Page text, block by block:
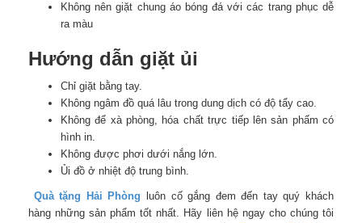
Không nên giặt chung áo bóng đá với các trang phục dễ
ra màu
Hướng dẫn giặt ủi
Chỉ giặt bằng tay.
Không ngâm đồ quá lâu trong dung dịch có độ tẩy cao.
Không để xà phòng, hóa chất trực tiếp lên sản phẩm có
hình in.
Không được phơi dưới nắng lớn.
Ủi đồ ở nhiệt độ trung bình.
Quà tặng Hải Phòng luôn cố gắng đem đến tay quý khách
hàng những sản phẩm tốt nhất. Hãy liên hệ ngay cho chúng tôi